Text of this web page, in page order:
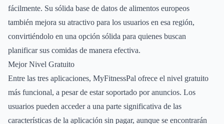
fácilmente. Su sólida base de datos de alimentos europeos
también mejora su atractivo para los usuarios en esa región,
convirtiéndolo en una opción sólida para quienes buscan
planificar sus comidas de manera efectiva.
Mejor Nivel Gratuito
Entre las tres aplicaciones, MyFitnessPal ofrece el nivel gratuito
más funcional, a pesar de estar soportado por anuncios. Los
usuarios pueden acceder a una parte significativa de las
características de la aplicación sin pagar, aunque se encontrarán